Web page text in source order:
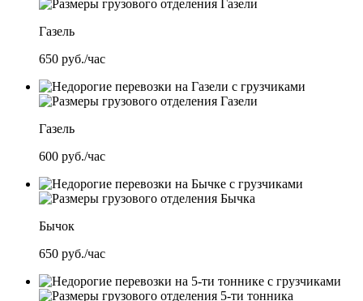
Газель
650 руб./час
Газель
600 руб./час
Бычок
650 руб./час